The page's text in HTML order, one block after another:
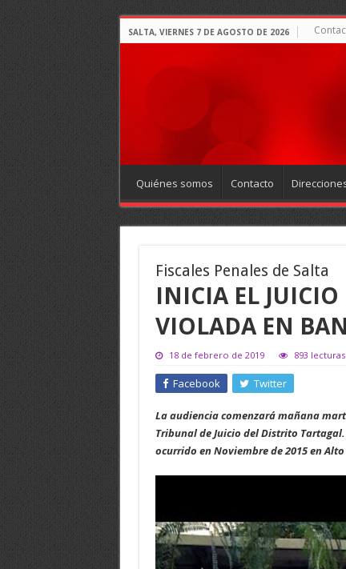
SALTA, VIERNES 7 DE AGOSTO DE 2026
Quiénes somos Contacto
Fiscales Penales de Salta
INICIA EL
VIOLADA EN
18 de febrero de 2019 893 lecturas
Facebook Twitter
La audiencia comenzará mañana
Tribunal de Juicio del Distrito
ocurrido en Noviembre de 2015 en